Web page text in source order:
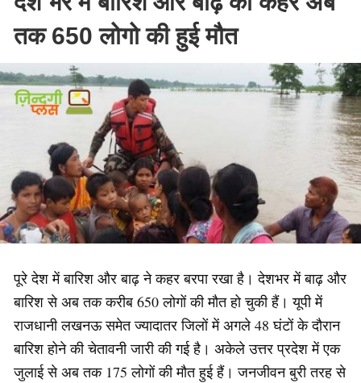
तक 650 लोगो की हुई मौत
पूरे देश में बारिश और बाढ़ ने कहर बरपा रखा है। देशभर में बाढ़ और
बारिश से अब तक करीब 650 लोगों की मौत हो चुकी हैं। यूपी में
राजधानी लखनऊ समेत ज्यादातर जिलों में अगले 48 घंटों के दौरान
बारिश होने की चेतावनी जारी की गई है। अकेले उत्तर प्रदेश में एक
जुलाई से अब तक 175 लोगों की मौत हुई हैं। जनजीवन बुरी तरह से